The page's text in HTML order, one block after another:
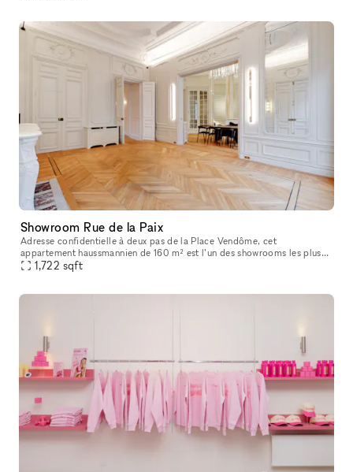
Showroom Rue de la Paix
Adresse confidentielle à deux pas de la Place Vendôme, cet
appartement haussmannien de 160 m² est l’un des showrooms les plus
recherchés du centre de Paris. La lumière naturelle, les volumes élégants
1,722 sqft